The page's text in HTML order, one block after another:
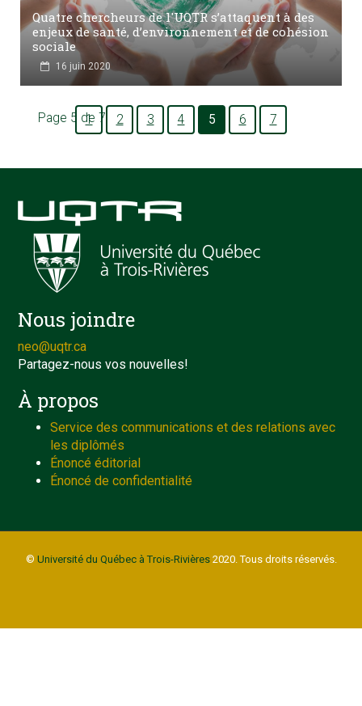
Quatre chercheurs de l'UQTR s’attaquent à des
enjeux de santé, d’environnement et de cohésion
sociale
16 juin 2020
Page 5 de 7
1 2 3 4 5 6 7
Nous joindre
neo@uqtr.ca
Partagez-nous vos nouvelles!
À propos
Service des communications et des relations avec
les diplômés
Énoncé éditorial
Énoncé de confidentialité
© Université du Québec à Trois-Rivières2020. Tous droits réservés.